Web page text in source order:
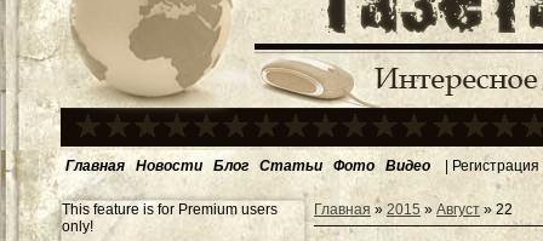
Главная Новости Блог Статьи Фото Видео | Регистрация
This feature is for Premium users
only!
Главная » 2015 » Август » 22